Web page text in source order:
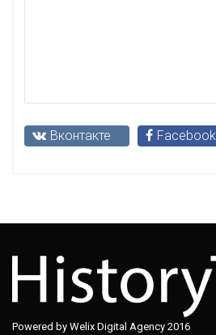
Вконтакте Facebook
Powered by Welix Digital Agency 2016